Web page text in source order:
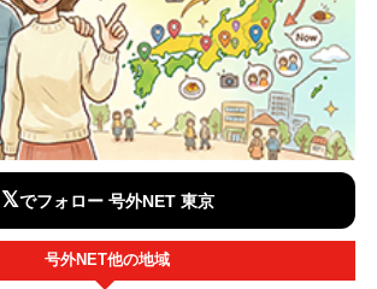
𝕏でフォロー 号外NET 東京
号外NET他の地域